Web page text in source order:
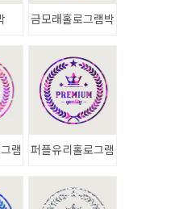
금모래홀로그램박
램 퍼플유리홀로그램